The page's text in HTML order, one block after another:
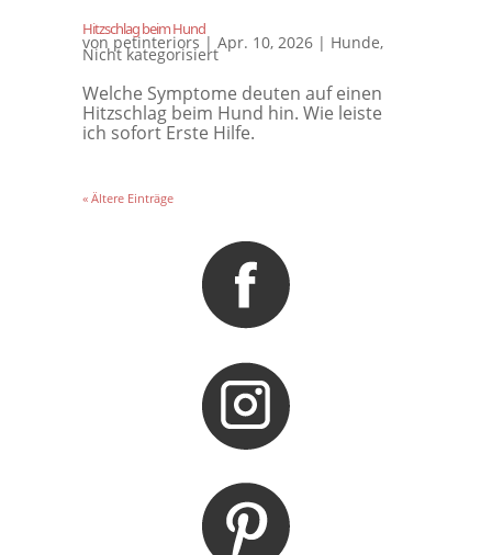
Hitzschlag beim Hund
von petinteriors | Apr. 10, 2026| Hunde,
Nicht kategorisiert
Welche Symptome deuten auf einen
Hitzschlag beim Hund hin. Wie leiste
ich sofort Erste Hilfe.
« Ältere Einträge